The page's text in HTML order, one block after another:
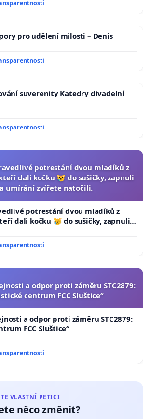
pro udělení milosti – Denis
suverenity Katedry divadelní
potrestání dvou mladíků z
dali kočku 😿 do sušičky, zapnuli
umírání zvířete natočili.
potrestání dvou mladíků z
dali kočku 😿 do sušičky, zapnuli ji
natočili.
a odpor proti záměru STC2879:
centrum FCC Sluštice“
a odpor proti záměru STC2879:
FCC Sluštice“
VLASTNÍ PETICI
něco změnit?